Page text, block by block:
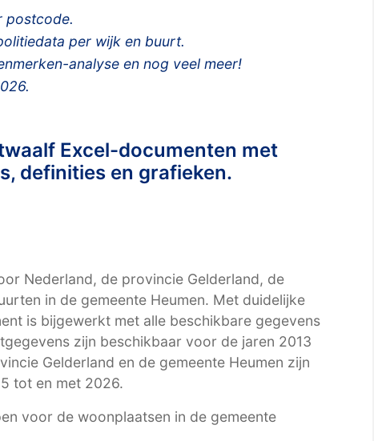
postcode.
per wijk en buurt.
analyse en nog veel meer!
Excel-documenten met
definities en grafieken.
Nederland, de provincie Gelderland, de
in de gemeente Heumen. Met duidelijke
is bijgewerkt met alle beschikbare gegevens
zijn beschikbaar voor de jaren 2013
Gelderland en de gemeente Heumen zijn
tot en met 2026.
voor de woonplaatsen in de gemeente